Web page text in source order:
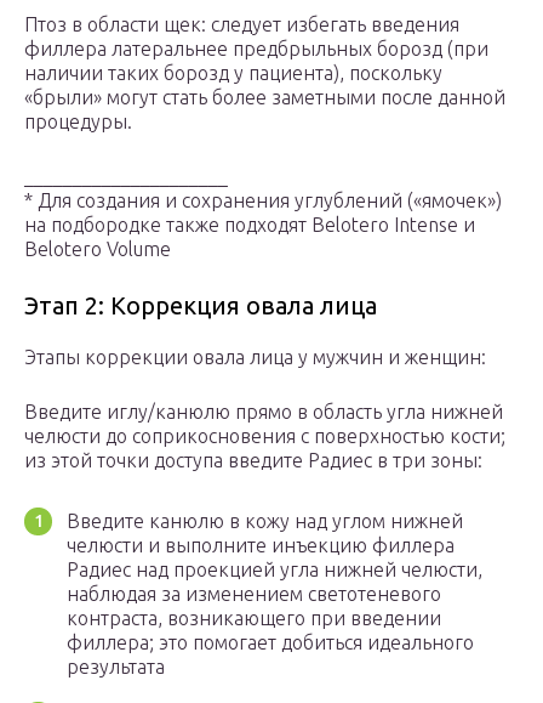
Птоз в области щек: следует избегать введения
филлера латеральнее предбрыльных борозд (при
наличии таких борозд у пациента), поскольку
«брыли» могут стать более заметными после данной
процедуры.
* Для создания и сохранения углублений («ямочек»)
на подбородке также подходят Belotero Intense и
Belotero Volume
Этап 2: Коррекция овала лица
Этапы коррекции овала лица у мужчин и женщин:
Введите иглу/канюлю прямо в область угла нижней
челюсти до соприкосновения с поверхностью кости;
из этой точки доступа введите Радиес в три зоны:
Введите канюлю в кожу над углом нижней
челюсти и выполните инъекцию филлера
Радиес над проекцией угла нижней челюсти,
наблюдая за изменением светотеневого
контраста, возникающего при введении
филлера; это помогает добиться идеального
результата